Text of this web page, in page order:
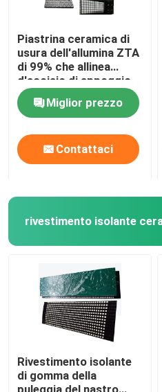
Piastrina ceramica di
usura dell'allumina ZTA
di 99% che allinea
d'acciaio di appoggio
Miglior prezzo
Contattaci
Rivestimento isolante
di gomma della
puleggia del nastro